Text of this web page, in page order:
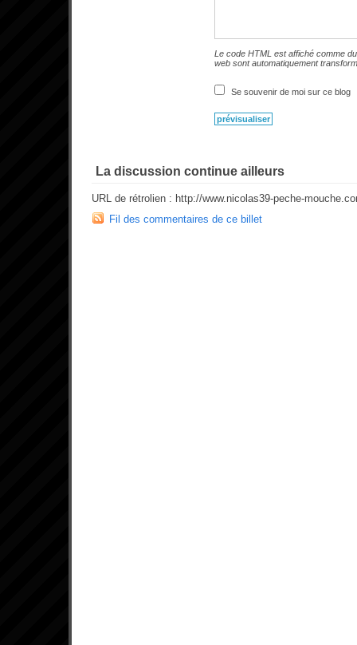
Le code HTML est affiché comme
web sont automatiquement
Se souvenir de moi sur ce blog
La discussion continue ailleurs
URL de rétrolien : http://www.nicolas39-peche-
Fil des commentaires de ce billet